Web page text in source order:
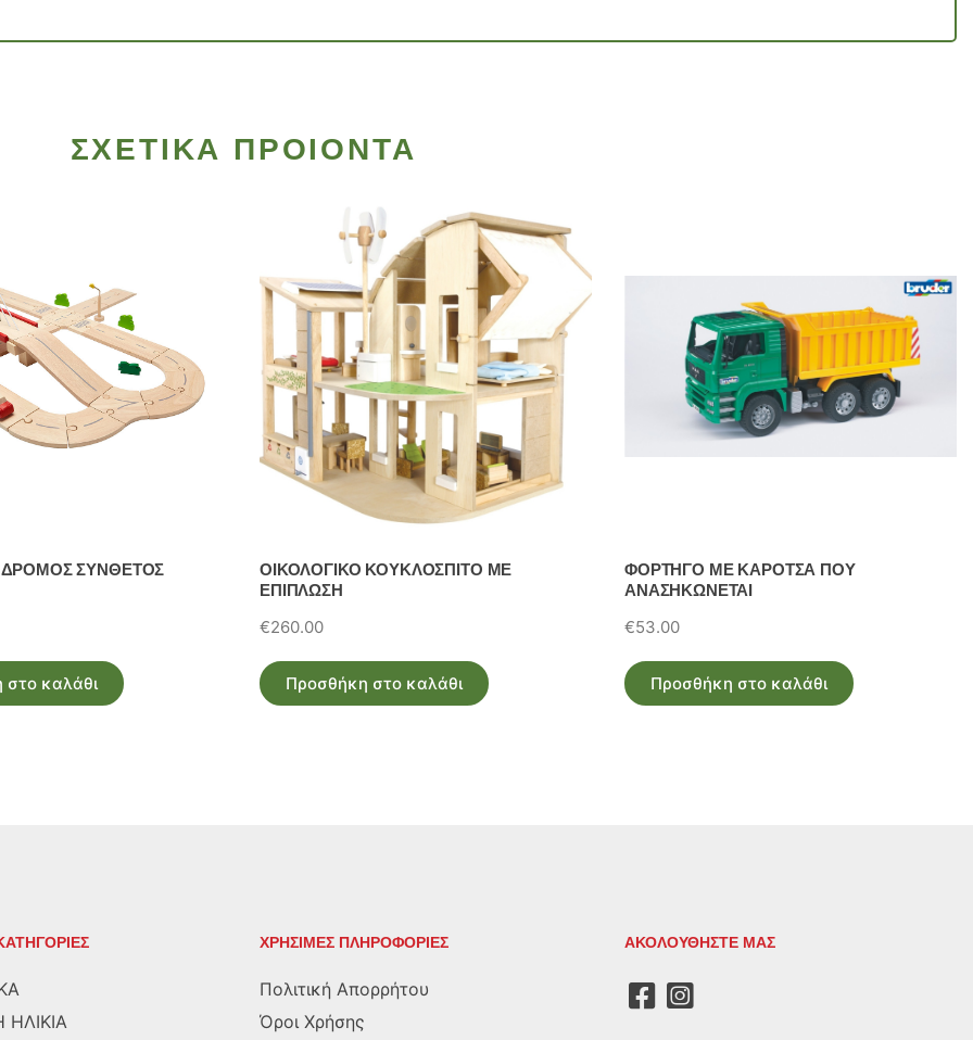
ΣΧΕΤΙΚΑ ΠΡΟΙΟΝΤΑ
ΣΥΝΘΕΤΟΣ
καλάθι
ΟΙΚΟΛΟΓΙΚΟ ΚΟΥΚΛΟΣΠΙΤΟ ΜΕ
ΕΠΙΠΛΩΣΗ
€260.00
Προσθήκη στο καλάθι
ΦΟΡΤΗΓΟ ΜΕ ΚΑΡΟΤΣΑ ΠΟΥ
ΑΝΑΣΗΚΩΝΕΤΑΙ
€53.00
Προσθήκη στο καλάθι
ΧΡΗΣΙΜΕΣ ΠΛΗΡΟΦΟΡΙΕΣ
Πολιτική Απορρήτου
Όροι Χρήσης
ΑΚΟΛΟΥΘΗΣΤΕ ΜΑΣ